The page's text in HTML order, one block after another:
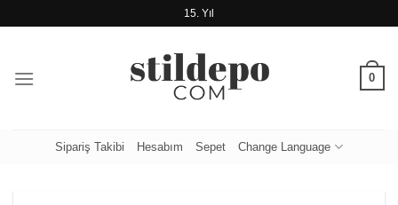
15. Yıl
0
Sipariş Takibi Hesabım Sepet Change Language